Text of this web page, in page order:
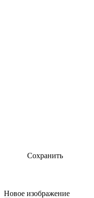
Сохранить
Новое изображение